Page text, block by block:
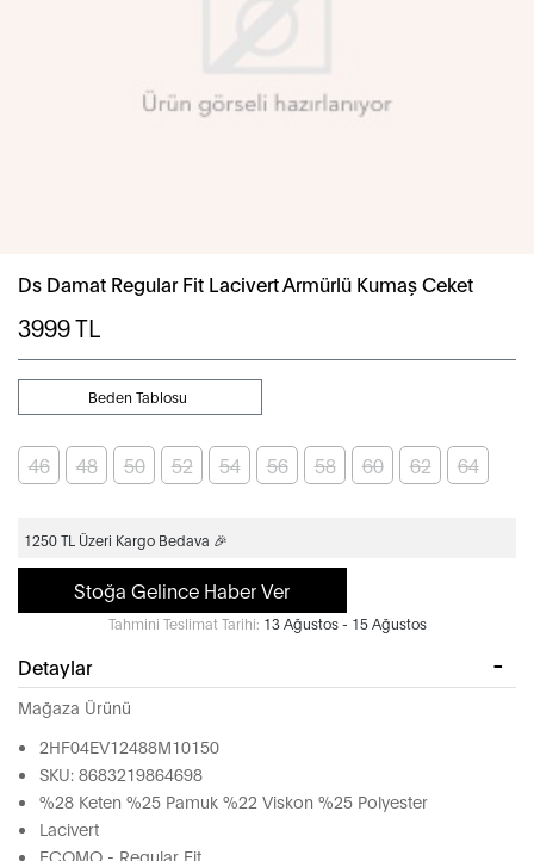
Ds Damat Regular Fit Lacivert Armürlü Kumaş Ceket
3999TL
Beden Tablosu
46 48 50 52 54 56 58 60 62 64
1250 TL Üzeri Kargo Bedava 🎉
Stoğa Gelince Haber Ver
Tahmini Teslimat Tarihi: 13 Ağustos - 15 Ağustos
Detaylar
Mağaza Ürünü
2HF04EV12488M10150
SKU: 8683219864698
%28 Keten %25 Pamuk %22 Viskon %25 Polyester
Lacivert
FCOMO - Regular Fit